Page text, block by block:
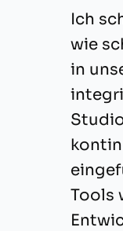
Ich
wie
in
Tools